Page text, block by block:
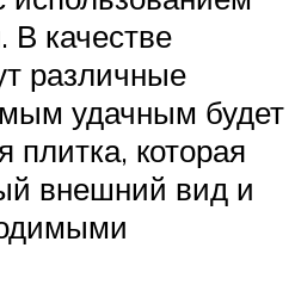
В качестве
различные
удачным будет
плитка, которая
внешний вид и